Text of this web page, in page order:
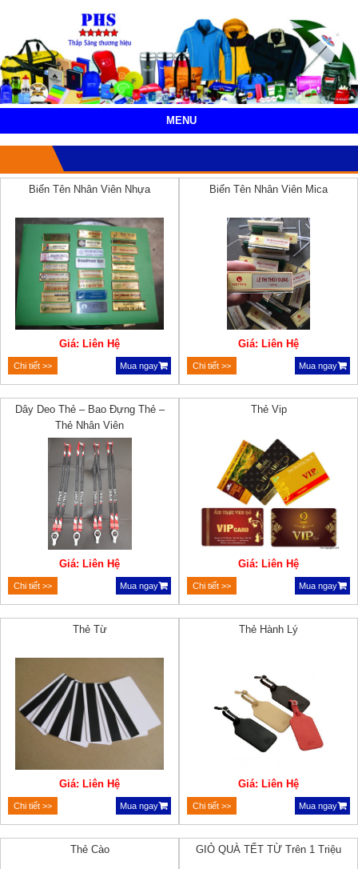
MENU
Biển Tên Nhân Viên Nhựa
Giá: Liên Hệ
Chi tiết >> Mua ngay
Biển Tên Nhân Viên Mica
Giá: Liên Hệ
Chi tiết >> Mua ngay
Dây Deo Thẻ – Bao Đựng Thẻ –
Thẻ Nhân Viên
Giá: Liên Hệ
Chi tiết >> Mua ngay
Thẻ Vip
Giá: Liên Hệ
Chi tiết >> Mua ngay
Thẻ Từ
Giá: Liên Hệ
Chi tiết >> Mua ngay
Thẻ Hành Lý
Giá: Liên Hệ
Chi tiết >> Mua ngay
Thẻ Cào GIỎ QUÀ TẾT TỪ Trên 1 Triệu